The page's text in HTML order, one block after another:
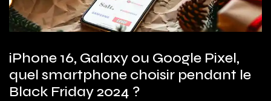
iPhone 16, Galaxy ou Google Pixel,
quel smartphone choisir pendant le
Black Friday 2024 ?